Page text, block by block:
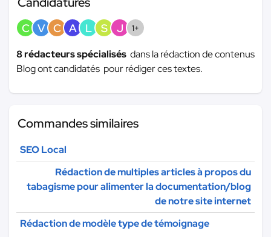
C V C A L S J 1+
8 rédacteurs spécialisés dans la rédaction de contenus
Blog ont candidatés pour rédiger ces textes.
Commandes similaires
SEO Local
Rédaction de multiples articles à propos du
tabagisme pour alimenter la documentation/blog
de notre site internet
Rédaction de modèle type de témoignage